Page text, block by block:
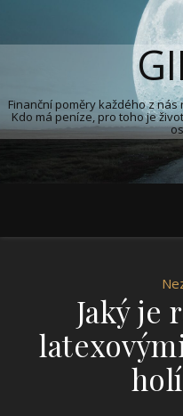
Finanční poměry každého z
Kdo má peníze, pro toho je
Jaký je